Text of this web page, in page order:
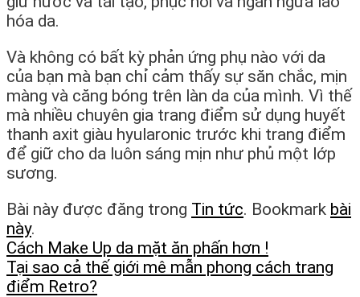
hóa da.
Và không có bất kỳ phản ứng phụ nào với da
của bạn mà bạn chỉ cảm thấy sự săn chắc, mịn
màng và căng bóng trên làn da của mình. Vì thế
mà nhiều chuyên gia trang điểm sử dụng huyết
thanh axit giàu hyularonic trước khi trang điểm
để giữ cho da luôn sáng mịn như phủ một lớp
sương.
Bài này được đăng trong Tin tức. Bookmark bài
này.
Cách Make Up da mặt ăn phấn hơn !
Tại sao cả thế giới mê mẫn phong cách trang
điểm Retro?